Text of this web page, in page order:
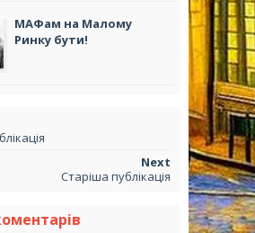
МАФам на Малому
Ринку бути!
Старіша публікація